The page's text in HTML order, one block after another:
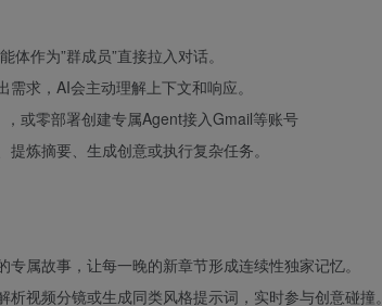
作为”群成员”直接拉入对话。
求，AI会主动理解上下文和响应。
或零部署创建专属Agent接入Gmail等账号
炼摘要、生成创意或执行复杂任务。
属故事，让每一晚的新章节形成连续性独家记忆。
视频分镜或生成同类风格提示词，实时参与创意碰撞。